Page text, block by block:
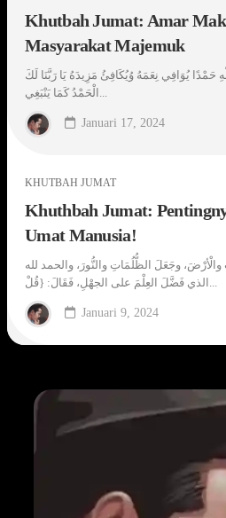
Khutbah Jumat: Amar
Masyarakat Majemuk
حَمْدًا يُوَافِي نِعَمَهُ وُيُكَافِئُ مَزِيدَهُ يَا رَبَّنَا لَكَ
الْحَمْدُ كَمَا يَنْبَغِي...
Januari 17, 2024
KHUTBAH JUMAT
Khuthbah Jumat:
Umat Manusia!
وجَعَلَ الظُّلُمَاتِ والنُّورَ، والحمد لله
الذي فَضَّلَ العِلْمَ على الجهْلِ، فَقَالَ: {قُلْ...
Januari 9, 2024